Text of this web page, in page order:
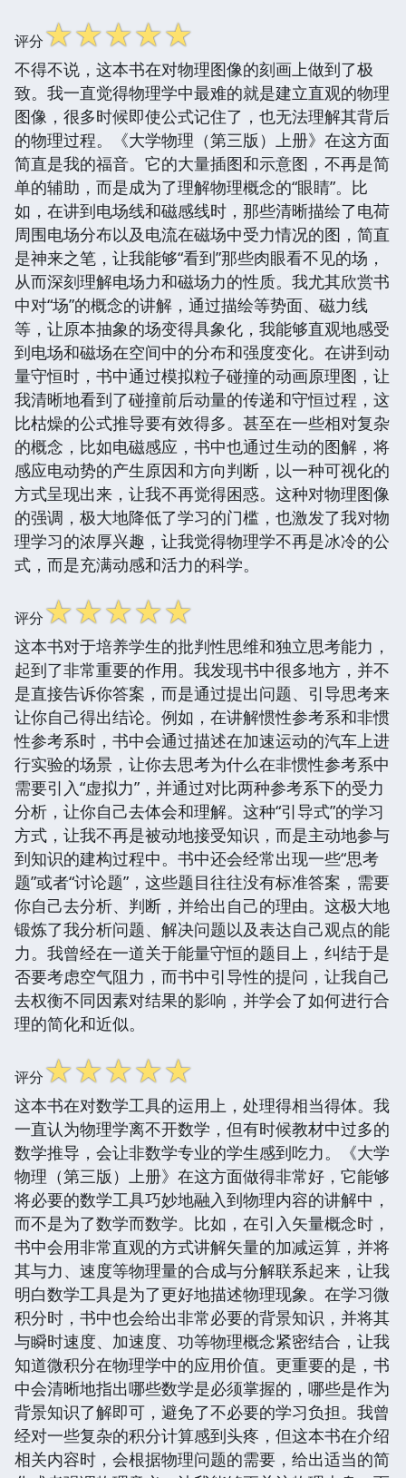
评分☆☆☆☆☆
不得不说，这本书在对物理图像的刻画上做到了极
致。我一直觉得物理学中最难的就是建立直观的物理
图像，很多时候即使公式记住了，也无法理解其背后
的物理过程。《大学物理（第三版）上册》在这方面
简直是我的福音。它的大量插图和示意图，不再是简
单的辅助，而是成为了理解物理概念的“眼睛”。比
如，在讲到电场线和磁感线时，那些清晰描绘了电荷
周围电场分布以及电流在磁场中受力情况的图，简直
是神来之笔，让我能够“看到”那些肉眼看不见的场，
从而深刻理解电场力和磁场力的性质。我尤其欣赏书
中对“场”的概念的讲解，通过描绘等势面、磁力线
等，让原本抽象的场变得具象化，我能够直观地感受
到电场和磁场在空间中的分布和强度变化。在讲到动
量守恒时，书中通过模拟粒子碰撞的动画原理图，让
我清晰地看到了碰撞前后动量的传递和守恒过程，这
比枯燥的公式推导要有效得多。甚至在一些相对复杂
的概念，比如电磁感应，书中也通过生动的图解，将
感应电动势的产生原因和方向判断，以一种可视化的
方式呈现出来，让我不再觉得困惑。这种对物理图像
的强调，极大地降低了学习的门槛，也激发了我对物
理学习的浓厚兴趣，让我觉得物理学不再是冰冷的公
式，而是充满动感和活力的科学。
评分☆☆☆☆☆
这本书对于培养学生的批判性思维和独立思考能力，
起到了非常重要的作用。我发现书中很多地方，并不
是直接告诉你答案，而是通过提出问题、引导思考来
让你自己得出结论。例如，在讲解惯性参考系和非惯
性参考系时，书中会通过描述在加速运动的汽车上进
行实验的场景，让你去思考为什么在非惯性参考系中
需要引入“虚拟力”，并通过对比两种参考系下的受力
分析，让你自己去体会和理解。这种“引导式”的学习
方式，让我不再是被动地接受知识，而是主动地参与
到知识的建构过程中。书中还会经常出现一些“思考
题”或者“讨论题”，这些题目往往没有标准答案，需要
你自己去分析、判断，并给出自己的理由。这极大地
锻炼了我分析问题、解决问题以及表达自己观点的能
力。我曾经在一道关于能量守恒的题目上，纠结于是
否要考虑空气阻力，而书中引导性的提问，让我自己
去权衡不同因素对结果的影响，并学会了如何进行合
理的简化和近似。
评分☆☆☆☆☆
这本书在对数学工具的运用上，处理得相当得体。我
一直认为物理学离不开数学，但有时候教材中过多的
数学推导，会让非数学专业的学生感到吃力。《大学
物理（第三版）上册》在这方面做得非常好，它能够
将必要的数学工具巧妙地融入到物理内容的讲解中，
而不是为了数学而数学。比如，在引入矢量概念时，
书中会用非常直观的方式讲解矢量的加减运算，并将
其与力、速度等物理量的合成与分解联系起来，让我
明白数学工具是为了更好地描述物理现象。在学习微
积分时，书中也会给出非常必要的背景知识，并将其
与瞬时速度、加速度、功等物理概念紧密结合，让我
知道微积分在物理学中的应用价值。更重要的是，书
中会清晰地指出哪些数学是必须掌握的，哪些是作为
背景知识了解即可，避免了不必要的学习负担。我曾
经对一些复杂的积分计算感到头疼，但这本书在介绍
相关内容时，会根据物理问题的需要，给出适当的简